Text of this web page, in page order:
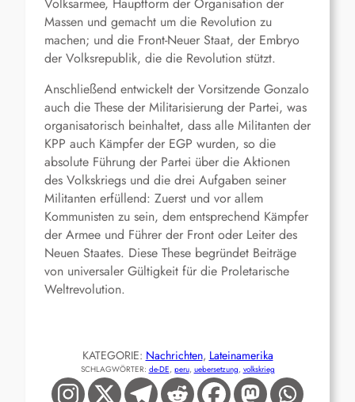
Volksarmee, Hauptform der Organisation der
Massen und gemacht um die Revolution zu
machen; und die Front-Neuer Staat, der Embryo
der Volksrepublik, die die Revolution stützt.
Anschließend entwickelt der Vorsitzende Gonzalo
auch die These der Militarisierung der Partei, was
organisatorisch beinhaltet, dass alle Militanten der
KPP auch Kämpfer der EGP wurden, so die
absolute Führung der Partei über die Aktionen
des Volkskriegs und die drei Aufgaben seiner
Militanten erfüllend: Zuerst und vor allem
Kommunisten zu sein, dem entsprechend Kämpfer
der Armee und Führer der Front oder Leiter des
Neuen Staates. Diese These begründet Beiträge
von universaler Gültigkeit für die Proletarische
Weltrevolution.
KATEGORIE: Nachrichten, Lateinamerika
SCHLAGWÖRTER: de-DE, peru, uebersetzung, volkskrieg